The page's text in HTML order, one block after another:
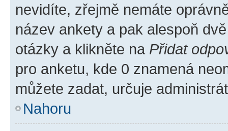
nevidíte, zřejmě nemáte
název ankety a pak alespoň
otázky a klikněte na Přidat
pro anketu, kde 0 znamená
můžete zadat, určuje
Nahoru